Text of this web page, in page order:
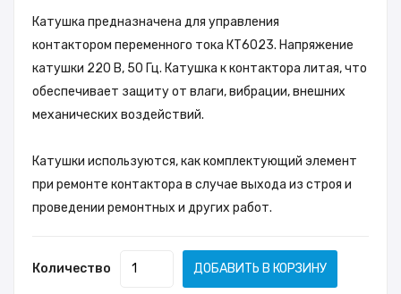
Катушка предназначена для управления
контактором переменного тока КТ6023. Напряжение
катушки 220 В, 50 Гц. Катушка к контактора литая, что
обеспечивает защиту от влаги, вибрации, внешних
механических воздействий.
Катушки используются, как комплектующий элемент
при ремонте контактора в случае выхода из строя и
проведении ремонтных и других работ.
Количество ДОБАВИТЬ В КОРЗИНУ